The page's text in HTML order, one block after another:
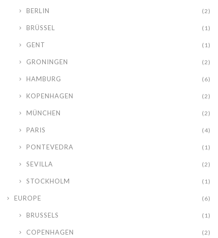
BERLIN (2)
BRÜSSEL (1)
GENT (1)
GRONINGEN (2)
HAMBURG (6)
KOPENHAGEN (2)
MÜNCHEN (2)
PARIS (4)
PONTEVEDRA (1)
SEVILLA (2)
STOCKHOLM (1)
EUROPE (6)
BRUSSELS (1)
COPENHAGEN (2)